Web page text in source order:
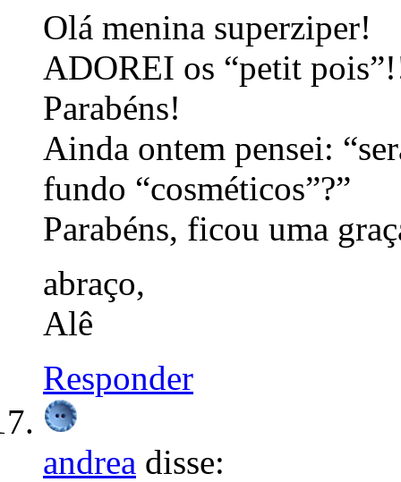
Olá menina superziper!
ADOREI os “petit
Parabéns!
Ainda ontem pensei:
fundo “cosméticos”?”
Parabéns, ficou uma
abraço,
Alê
Responder
andrea disse: